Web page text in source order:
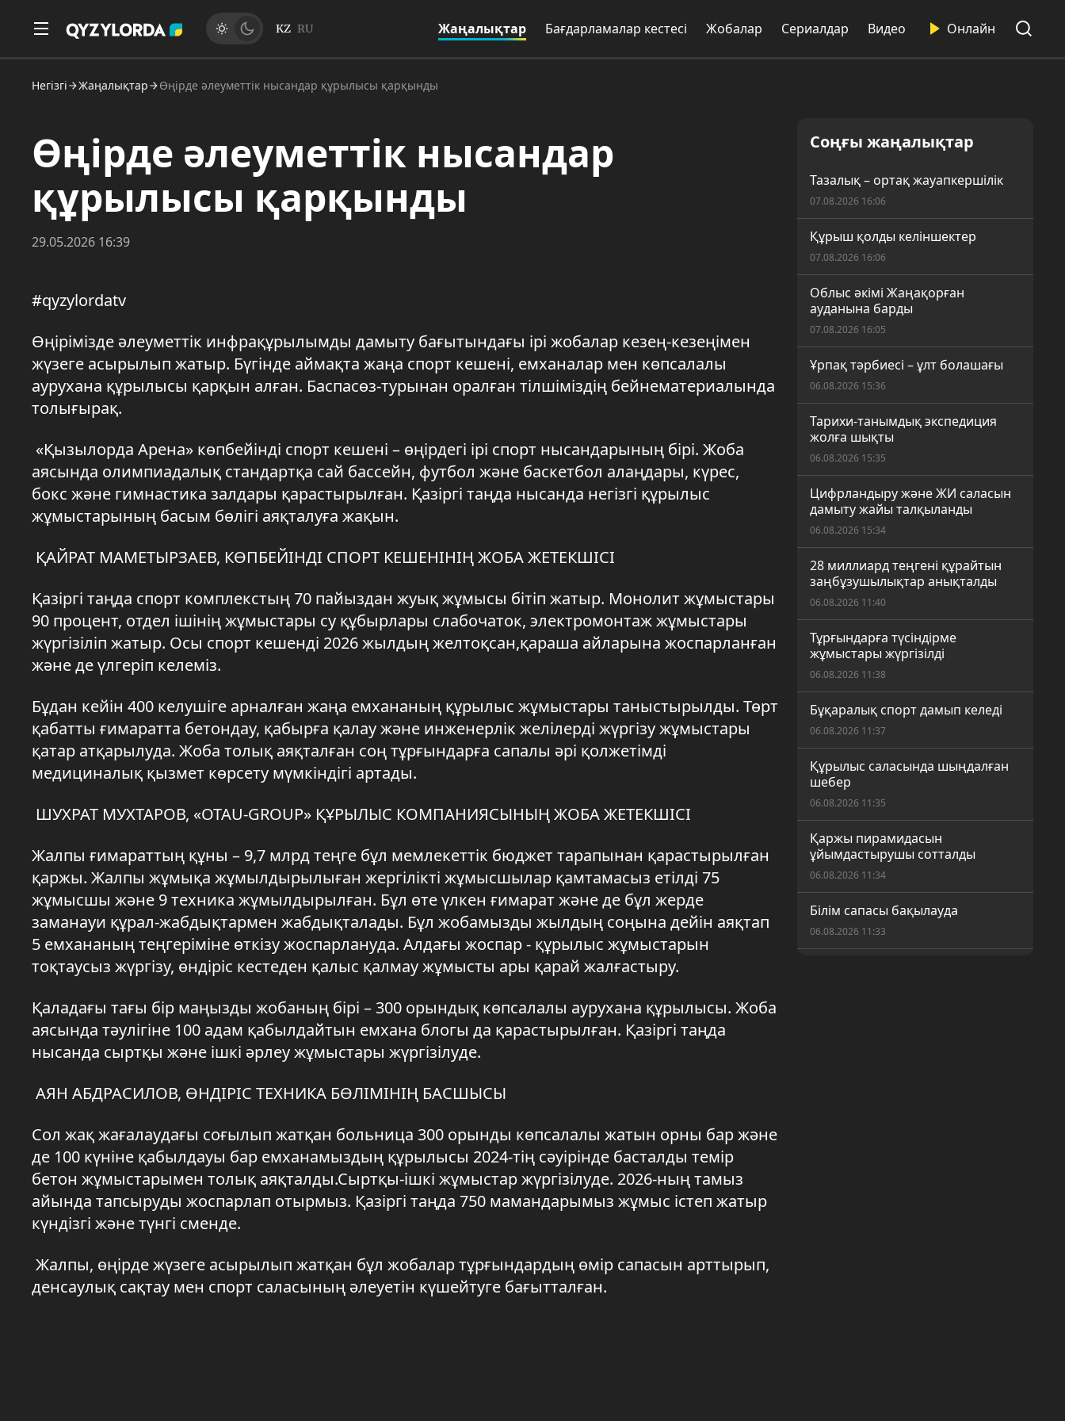
KZ RU Жаңалықтар Бағдарламалар кестесі Жобалар Сериалдар Видео Онлайн
Негізгі Жаңалықтар Өңірде әлеуметтік нысандар құрылысы қарқынды
Өңірде әлеуметтік нысандар
құрылысы қарқынды
29.05.2026 16:39
#qyzylordatv
Өңірімізде әлеуметтік инфрақұрылымды дамыту бағытындағы ірі жобалар кезең-кезеңімен
жүзеге асырылып жатыр. Бүгінде аймақта жаңа спорт кешені, емханалар мен көпсалалы
аурухана құрылысы қарқын алған. Баспасөз-турынан оралған тілшіміздің бейнематериалында
толығырақ.
«Қызылорда Арена» көпбейінді спорт кешені – өңірдегі ірі спорт нысандарының бірі. Жоба
аясында олимпиадалық стандартқа сай бассейн, футбол және баскетбол алаңдары, күрес,
бокс және гимнастика залдары қарастырылған. Қазіргі таңда нысанда негізгі құрылыс
жұмыстарының басым бөлігі аяқталуға жақын.
ҚАЙРАТ МАМЕТЫРЗАЕВ, КӨПБЕЙІНДІ СПОРТ КЕШЕНІНІҢ ЖОБА ЖЕТЕКШІСІ
Қазіргі таңда спорт комплекстың 70 пайыздан жуық жұмысы бітіп жатыр. Монолит жұмыстары
90 процент, отдел ішінің жұмыстары су құбырлары слабочаток, электромонтаж жұмыстары
жүргізіліп жатыр. Осы спорт кешенді 2026 жылдың желтоқсан,қараша айларына жоспарланған
және де үлгеріп келеміз.
Бұдан кейін 400 келушіге арналған жаңа емхананың құрылыс жұмыстары таныстырылды. Төрт
қабатты ғимаратта бетондау, қабырға қалау және инженерлік желілерді жүргізу жұмыстары
қатар атқарылуда. Жоба толық аяқталған соң тұрғындарға сапалы әрі қолжетімді
медициналық қызмет көрсету мүмкіндігі артады.
ШУХРАТ МУХТАРОВ, «OTAU-GROUP» ҚҰРЫЛЫС КОМПАНИЯСЫНЫҢ ЖОБА ЖЕТЕКШІСІ
Жалпы ғимараттың құны – 9,7 млрд теңге бұл мемлекеттік бюджет тарапынан қарастырылған
қаржы. Жалпы жұмықа жұмылдырылыған жергілікті жұмысшылар қамтамасыз етілді 75
жұмысшы және 9 техника жұмылдырылған. Бұл өте үлкен ғимарат және де бұл жерде
заманауи құрал-жабдықтармен жабдықталады. Бұл жобамызды жылдың соңына дейін аяқтап
5 емхананың теңгеріміне өткізу жоспарлануда. Алдағы жоспар - құрылыс жұмыстарын
тоқтаусыз жүргізу, өндіріс кестеден қалыс қалмау жұмысты ары қарай жалғастыру.
Қаладағы тағы бір маңызды жобаның бірі – 300 орындық көпсалалы аурухана құрылысы. Жоба
аясында тәулігіне 100 адам қабылдайтын емхана блогы да қарастырылған. Қазіргі таңда
нысанда сыртқы және ішкі әрлеу жұмыстары жүргізілуде.
АЯН АБДРАСИЛОВ, ӨНДІРІС ТЕХНИКА БӨЛІМІНІҢ БАСШЫСЫ
Сол жақ жағалаудағы соғылып жатқан больница 300 орынды көпсалалы жатын орны бар және
де 100 күніне қабылдауы бар емханамыздың құрылысы 2024-тің сәуірінде басталды темір
бетон жұмыстарымен толық аяқталды.Сыртқы-ішкі жұмыстар жүргізілуде. 2026-ның тамыз
айында тапсыруды жоспарлап отырмыз. Қазіргі таңда 750 мамандарымыз жұмыс істеп жатыр
күндізгі және түнгі сменде.
Жалпы, өңірде жүзеге асырылып жатқан бұл жобалар тұрғындардың өмір сапасын арттырып,
денсаулық сақтау мен спорт саласының әлеуетін күшейтуге бағытталған.
Соңғы жаңалықтар
Тазалық – ортақ жауапкершілік
07.08.2026 16:06
Құрыш қолды келіншектер
07.08.2026 16:06
Облыс әкімі Жаңақорған
ауданына барды
07.08.2026 16:05
Ұрпақ тәрбиесі – ұлт болашағы
06.08.2026 15:36
Тарихи-танымдық экспедиция
жолға шықты
06.08.2026 15:35
Цифрландыру және ЖИ саласын
дамыту жайы талқыланды
06.08.2026 15:34
28 миллиард теңгені құрайтын
заңбұзушылықтар анықталды
06.08.2026 11:40
Тұрғындарға түсіндірме
жұмыстары жүргізілді
06.08.2026 11:38
Бұқаралық спорт дамып келеді
06.08.2026 11:37
Құрылыс саласында шыңдалған
шебер
06.08.2026 11:35
Қаржы пирамидасын
ұйымдастырушы сотталды
06.08.2026 11:34
Білім сапасы бақылауда
06.08.2026 11:33